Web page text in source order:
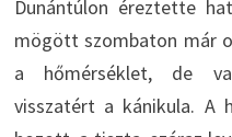
Dunántúlon éreztette
mögött szombaton már
a hőmérséklet, de
visszatért a kánikula. A